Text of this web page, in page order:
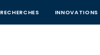
RECHERCHES INNOVATIONS